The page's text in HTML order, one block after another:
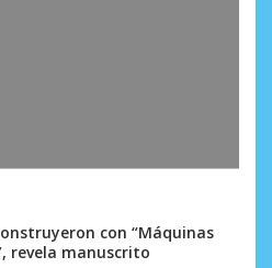
con “Máquinas
revela manuscrito